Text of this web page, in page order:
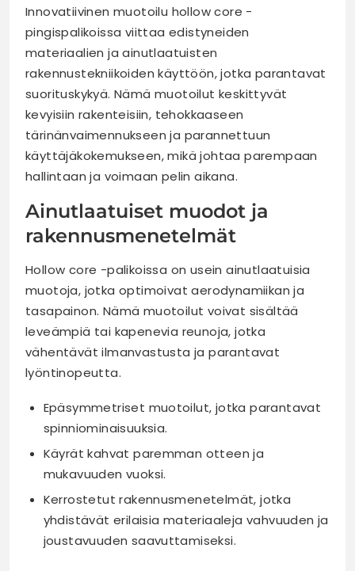
Innovatiivinen muotoilu hollow core -
pingispalikoissa viittaa edistyneiden
materiaalien ja ainutlaatuisten
rakennustekniikoiden käyttöön, jotka parantavat
suorituskykyä. Nämä muotoilut keskittyvät
kevyisiin rakenteisiin, tehokkaaseen
tärinänvaimennukseen ja parannettuun
käyttäjäkokemukseen, mikä johtaa parempaan
hallintaan ja voimaan pelin aikana.
Ainutlaatuiset muodot ja
rakennusmenetelmät
Hollow core -palikoissa on usein ainutlaatuisia
muotoja, jotka optimoivat aerodynamiikan ja
tasapainon. Nämä muotoilut voivat sisältää
leveämpiä tai kapenevia reunoja, jotka
vähentävät ilmanvastusta ja parantavat
lyöntinopeutta.
Epäsymmetriset muotoilut, jotka parantavat
spinniominaisuuksia.
Käyrät kahvat paremman otteen ja
mukavuuden vuoksi.
Kerrostetut rakennusmenetelmät, jotka
yhdistävät erilaisia materiaaleja vahvuuden ja
joustavuuden saavuttamiseksi.